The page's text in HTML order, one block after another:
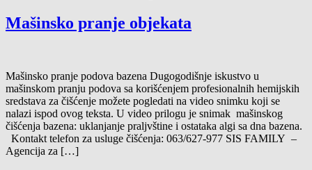
Mašinsko pranje objekata
Mašinsko pranje podova bazena Dugogodišnje iskustvo u
mašinskom pranju podova sa korišćenjem profesionalnih hemijskih
sredstava za čišćenje možete pogledati na video snimku koji se
nalazi ispod ovog teksta. U video prilogu je snimak mašinskog
čišćenja bazena: uklanjanje praljvštine i ostataka algi sa dna bazena.
Kontakt telefon za usluge čišćenja: 063/627-977 SIS FAMILY –
Agencija za […]